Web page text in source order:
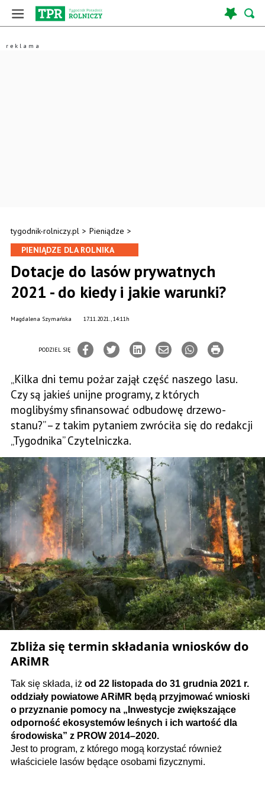
tygodnik-rolniczy.pl > Pieniądze >
PIENIĄDZE DLA ROLNIKA
Dotacje do lasów prywatnych
2021 - do kiedy i jakie warunki?
17.11.2021., 14:11h
Magdalena Szymańska
PODZIEL SIĘ
„Kilka dni temu pożar zajął część naszego lasu.
Czy są jakieś unijne programy, z których
moglibyśmy sfinansować odbudowę drzewo­
stanu?” – z takim pytaniem zwróciła się do redakcji
„Tygodnika” Czytelniczka.
Zbliża się termin składania wniosków do
ARiMR
Tak się składa, iż od 22 listopada do 31 grudnia 2021 r.
oddziały powiatowe ARiMR będą przyjmować wnioski
o przyznanie pomocy na „Inwestycje zwiększające
odporność ekosystemów leśnych i ich wartość dla
środowiska” z PROW 2014–2020.
Jest to program, z którego mogą korzystać również
właściciele lasów będące osobami fizycznymi.